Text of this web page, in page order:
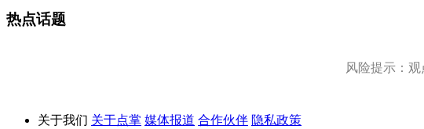
热点话题
风险提示：
关于我们 关于点掌 媒体报道 合作伙伴 隐私政策